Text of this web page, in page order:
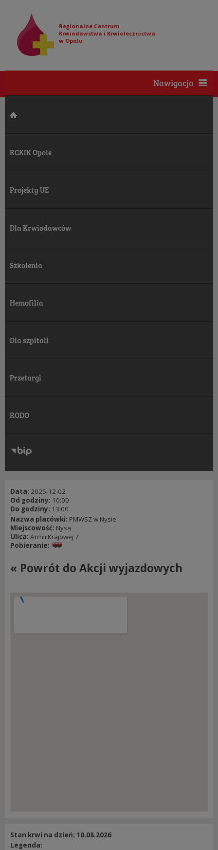
Regionalne Centrum
Krwiodawstwa i Krwiolecznictwa
w Opolu
Nawigacja
RCKIK Opole
Projekty UE
Dla Krwiodawców
Szkolenia
Hemofilia
Dla szpitali
Przetargi
RODO
RODO
Klauzule informacyjne
Data: 2025-12-02
Od godziny: 10:00
Do godziny: 13:00
Nazwa placówki: PMWSZ w Nysie
Miejscowość: Nysa
Ulica: Armii Krajowej 7
Pobieranie:
« Powrót do Akcji wyjazdowych
Stan krwi na dzień: 10.08.2026
Legenda: